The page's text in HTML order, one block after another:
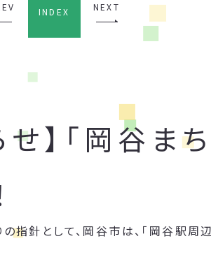
INDEX NEXT
せ】「岡谷
指針として、岡谷市は、「岡谷駅周